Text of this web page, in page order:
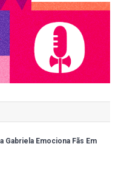
Gabriela Emociona Fãs Em